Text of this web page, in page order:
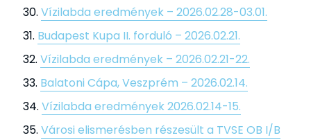
Vízilabda eredmények – 2026.02.28-03.01.
Budapest Kupa II. forduló – 2026.02.21.
Vízilabda eredmények – 2026.02.21-22.
Balatoni Cápa, Veszprém – 2026.02.14.
Vízilabda eredmények 2026.02.14-15.
Városi elismerésben részesült a TVSE OB I/B